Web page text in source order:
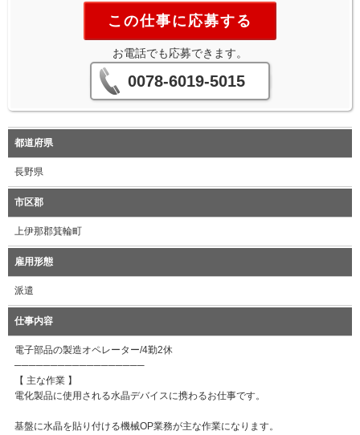
この仕事に応募する
お電話でも応募できます。
0078-6019-5015
都道府県
長野県
市区郡
上伊那郡箕輪町
雇用形態
派遣
仕事内容
電子部品の製造オペレーター/4勤2休
──────────────────
【 主な作業 】
電化製品に使用される水晶デバイスに携わるお仕事です。
基盤に水晶を貼り付ける機械OP業務が主な作業になります。